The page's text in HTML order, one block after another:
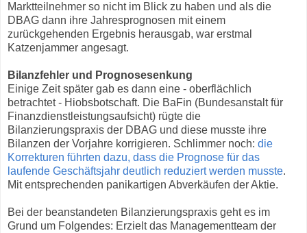
Marktteilnehmer so nicht im Blick zu haben und als die
DBAG dann ihre Jahresprognosen mit einem
zurückgehenden Ergebnis herausgab, war erstmal
Katzenjammer angesagt.
Bilanzfehler und Prognosesenkung
Einige Zeit später gab es dann eine - oberflächlich
betrachtet - Hiobsbotschaft. Die BaFin (Bundesanstalt für
Finanzdienstleistungsaufsicht) rügte die
Bilanzierungspraxis der DBAG und diese musste ihre
Bilanzen der Vorjahre korrigieren. Schlimmer noch: die
Korrekturen führten dazu, dass die Prognose für das
laufende Geschäftsjahr deutlich reduziert werden musste.
Mit entsprechenden panikartigen Abverkäufen der Aktie.
Bei der beanstandeten Bilanzierungspraxis geht es im
Grund um Folgendes: Erzielt das Managementteam der